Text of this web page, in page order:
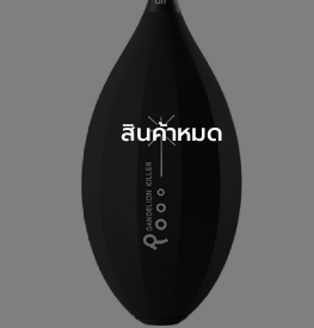
สินค้าหมด